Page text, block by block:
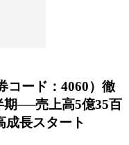
コード：4060）徹
期──売上高5億35百
成長スタート